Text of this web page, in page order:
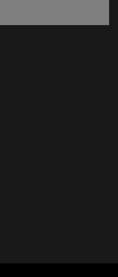
en nueva ventana)
nueva ventana)